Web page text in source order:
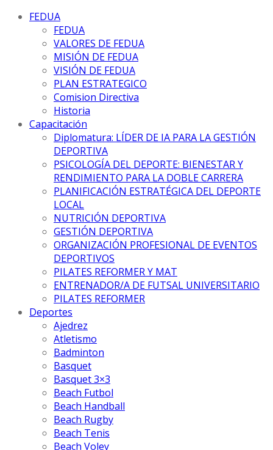
FEDUA
FEDUA
VALORES DE FEDUA
MISIÓN DE FEDUA
VISIÓN DE FEDUA
PLAN ESTRATEGICO
Comision Directiva
Historia
Capacitación
Diplomatura: LÍDER DE IA PARA LA GESTIÓN
DEPORTIVA
PSICOLOGÍA DEL DEPORTE: BIENESTAR Y
RENDIMIENTO PARA LA DOBLE CARRERA
PLANIFICACIÓN ESTRATÉGICA DEL DEPORTE
LOCAL
NUTRICIÓN DEPORTIVA
GESTIÓN DEPORTIVA
ORGANIZACIÓN PROFESIONAL DE EVENTOS
DEPORTIVOS
PILATES REFORMER Y MAT
ENTRENADOR/A DE FUTSAL UNIVERSITARIO
PILATES REFORMER
Deportes
Ajedrez
Atletismo
Badminton
Basquet
Basquet 3×3
Beach Futbol
Beach Handball
Beach Rugby
Beach Tenis
Beach Voley